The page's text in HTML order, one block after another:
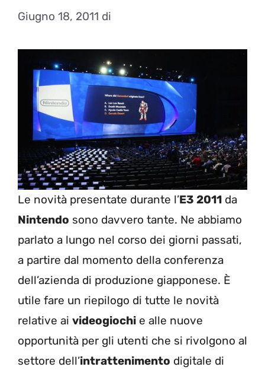
Giugno 18, 2011 di
Le novità presentate durante l’E3 2011 da
Nintendo sono davvero tante. Ne abbiamo
parlato a lungo nel corso dei giorni passati,
a partire dal momento della conferenza
dell’azienda di produzione giapponese. È
utile fare un riepilogo di tutte le novità
relative ai videogiochi e alle nuove
opportunità per gli utenti che si rivolgono al
settore dell’intrattenimento digitale di